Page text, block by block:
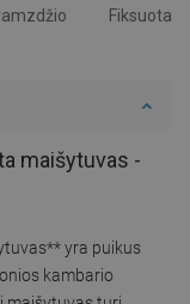
Fiksuota
maišytuvas -
yra puikus
kambario